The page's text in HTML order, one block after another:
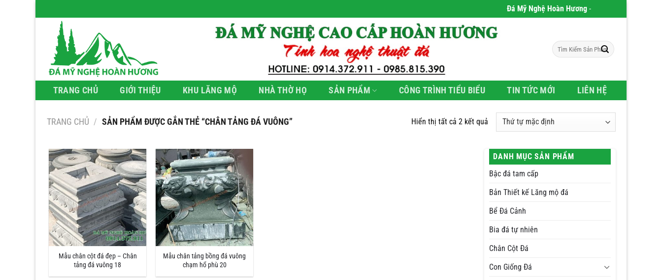
qua
Đá Mỹ Nghệ Hoàn Hương- Chúng tôi chuyên phân
Tìm
kiếm:
TRANG CHỦ GIỚI THIỆU KHU LĂNG MỘ NHÀ THỜ HỌ SẢN PHẨM CÔNG TRÌNH TIỂU BIỂU TIN TỨC MỚI LIÊN HỆ
TRANG CHỦ / SẢN PHẨM ĐƯỢC GẮN THẺ “CHÂN TẢNG ĐÁ VUÔNG” Hiển thị tất cả 2 kết quả
Mẫu chân cột đá đẹp – Chân
tảng đá vuông 18
Mẫu chân tảng bồng đá vuông
chạm hổ phù 20
DANH MỤC SẢN PHẨM
Bậc đá tam cấp
Bản Thiết kế Lăng mộ đá
Bể Đá Cảnh
Bia đá tự nhiên
Chân Cột Đá
Con Giống Đá